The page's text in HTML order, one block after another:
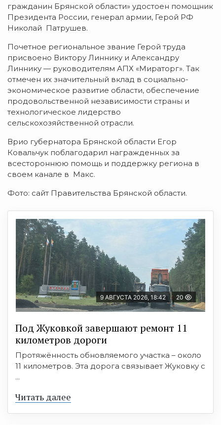
гражданин Брянской области» удостоен помощник
Президента России, генерал армии, Герой РФ
Николай Патрушев.
Почетное региональное звание Герой труда
присвоено Виктору Линнику и Александру
Линнику — руководителям АПХ «Мираторг». Так
отмечен их значительный вклад в социально-
экономическое развитие области, обеспечение
продовольственной независимости страны и
технологическое лидерство
сельскохозяйственной отрасли.
Врио губернатора Брянской области Егор
Ковальчук поблагодарил награжденных за
всестороннюю помощь и поддержку региона в
своем канале в Макс.
Фото: сайт Правительства Брянской области.
9 АВГУСТА 2026, 18:42 20
Под Жуковкой завершают ремонт 11
километров дороги
Протяжённость обновляемого участка – около
11 километров. Эта дорога связывает Жуковку с
...
Читать далее